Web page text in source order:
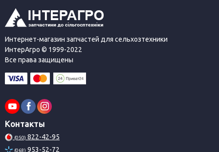
Интернет-магазин запчастей для сельхозтехники
ИнтерАгро © 1999-2022
Все права защищены
Контакты
(050) 822-42-95
(068) 953-52-72